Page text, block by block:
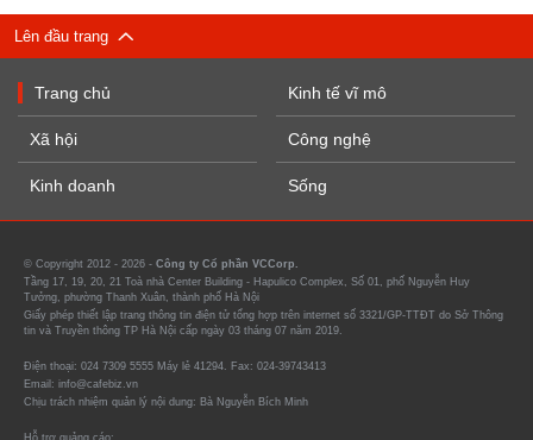
Lên đầu trang
Trang chủ
Xã hội
Kinh doanh
Kinh tế vĩ mô
Công nghệ
Sống
© Copyright 2012 - 2026 - Công ty Cổ phần VCCorp.
Tầng 17, 19, 20, 21 Toà nhà Center Building - Hapulico Complex, Số 01, phố Nguyễn Huy
Tưởng, phường Thanh Xuân, thành phố Hà Nội
Giấy phép thiết lập trang thông tin điện tử tổng hợp trên internet số 3321/GP-TTĐT do Sở Thông
tin và Truyền thông TP Hà Nội cấp ngày 03 tháng 07 năm 2019.
Điện thoại: 024 7309 5555 Máy lẻ 41294. Fax: 024-39743413
Email: info@cafebiz.vn
Chịu trách nhiệm quản lý nội dung: Bà Nguyễn Bích Minh
Hỗ trợ quảng cáo: